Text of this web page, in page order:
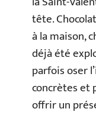
tête.
à la maison,
déjà été
parfois oser
concrètes et
offrir un